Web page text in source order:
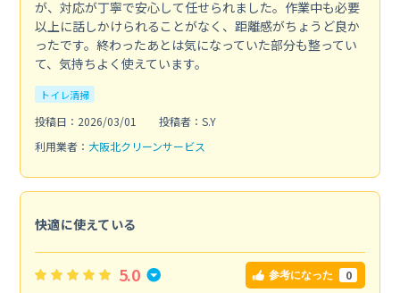
が、対応が丁寧で安心して任せられました。作業中も必要
以上に話しかけられることがなく、距離感がちょうど良か
ったです。終わったあとは気になっていた部分も整ってい
て、気持ちよく使えています。
トイレ清掃
投稿日：2026/03/01
投稿者：S.Y
利用業者： 大阪北クリーンサービス
快適に使えている
5.0 参考になった 0